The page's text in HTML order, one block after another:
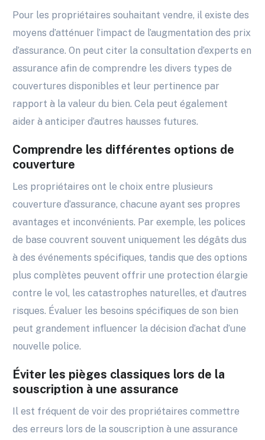
Pour les propriétaires souhaitant vendre, il existe des
moyens d’atténuer l’impact de l’augmentation des prix
d’assurance. On peut citer la consultation d’experts en
assurance afin de comprendre les divers types de
couvertures disponibles et leur pertinence par
rapport à la valeur du bien. Cela peut également
aider à anticiper d’autres hausses futures.
Comprendre les différentes options de
couverture
Les propriétaires ont le choix entre plusieurs
couverture d’assurance, chacune ayant ses propres
avantages et inconvénients. Par exemple, les polices
de base couvrent souvent uniquement les dégâts dus
à des événements spécifiques, tandis que des options
plus complètes peuvent offrir une protection élargie
contre le vol, les catastrophes naturelles, et d’autres
risques. Évaluer les besoins spécifiques de son bien
peut grandement influencer la décision d’achat d’une
nouvelle police.
Éviter les pièges classiques lors de la
souscription à une assurance
Il est fréquent de voir des propriétaires commettre
des erreurs lors de la souscription à une assurance